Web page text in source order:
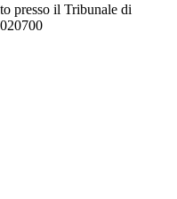
presso il Tribunale di